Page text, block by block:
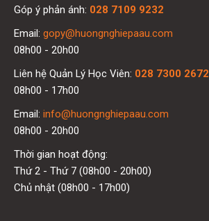
Góp ý phản ánh: 028 7109 9232
Email: gopy@huongnghiepaau.com
08h00 - 20h00
Liên hệ Quản Lý Học Viên: 028 7300 2672
08h00 - 17h00
Email: info@huongnghiepaau.com
08h00 - 20h00
Thời gian hoạt động:
Thứ 2 - Thứ 7 (08h00 - 20h00)
Chủ nhật (08h00 - 17h00)